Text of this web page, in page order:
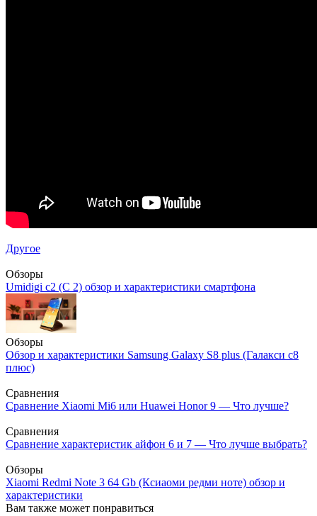
Другое
Обзоры
Umidigi c2 (С 2) обзор и характеристики смартфона
Обзоры
Обзор и характеристики Samsung Galaxy S8 plus (Галакси с8
плюс)
Сравнения
Сравнение Xiaomi Mi6 или Huawei Honor 9 — Что лучше?
Сравнения
Сравнение характеристик айфон 6 и 7 — Что лучше выбрать?
Обзоры
Xiaomi Redmi Note 3 64 Gb (Ксиаоми редми ноте) обзор и
характеристики
Вам также может понравиться